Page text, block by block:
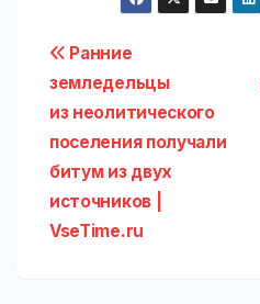
Навигация
по
записям
Ранние
земледельцы
из неолитического
поселения получали
битум из двух
источников |
VseTime.ru